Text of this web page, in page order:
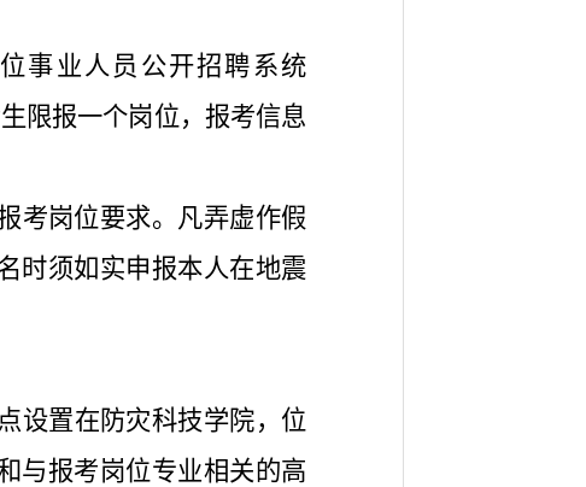
事业人员公开招聘系统
限报一个岗位，报考信息
考岗位要求。凡弄虚作假
时须如实申报本人在地震
设置在防灾科技学院，位
与报考岗位专业相关的高